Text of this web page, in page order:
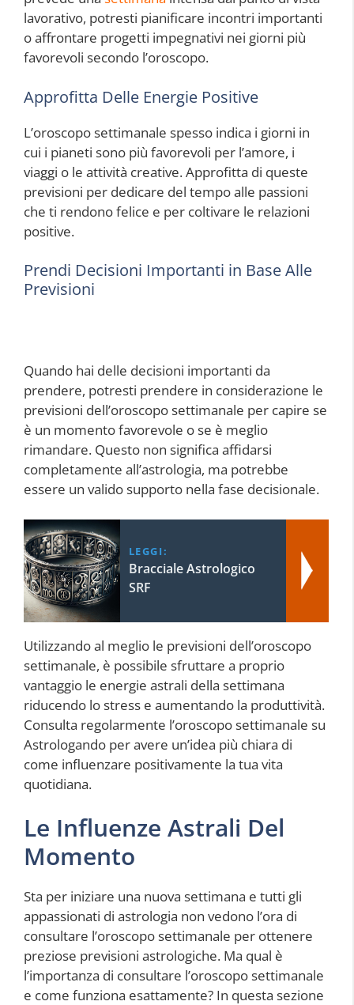
lavorativo, potresti pianificare incontri importanti
o affrontare progetti impegnativi nei giorni più
favorevoli secondo l’oroscopo.
Approfitta Delle Energie Positive
L’oroscopo settimanale spesso indica i giorni in
cui i pianeti sono più favorevoli per l’amore, i
viaggi o le attività creative. Approfitta di queste
previsioni per dedicare del tempo alle passioni
che ti rendono felice e per coltivare le relazioni
positive.
Prendi Decisioni Importanti in Base Alle
Previsioni
Quando hai delle decisioni importanti da
prendere, potresti prendere in considerazione le
previsioni dell’oroscopo settimanale per capire se
è un momento favorevole o se è meglio
rimandare. Questo non significa affidarsi
completamente all’astrologia, ma potrebbe
essere un valido supporto nella fase decisionale.
LEGGI:
Bracciale Astrologico
SRF
Utilizzando al meglio le previsioni dell’oroscopo
settimanale, è possibile sfruttare a proprio
vantaggio le energie astrali della settimana
riducendo lo stress e aumentando la produttività.
Consulta regolarmente l’oroscopo settimanale su
Astrologando per avere un’idea più chiara di
come influenzare positivamente la tua vita
quotidiana.
Le Influenze Astrali Del
Momento
Sta per iniziare una nuova settimana e tutti gli
appassionati di astrologia non vedono l’ora di
consultare l’oroscopo settimanale per ottenere
preziose previsioni astrologiche. Ma qual è
l’importanza di consultare l’oroscopo settimanale
e come funziona esattamente? In questa sezione